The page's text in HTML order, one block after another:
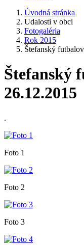
Úvodná stránka
Udalosti v obci
Fotogaléria
Rok 2015
Štefanský
Štefanský
26.12.2015
.
Foto 1
Foto 2
Foto 3